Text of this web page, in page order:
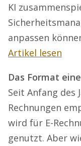
KI
anpassen
Artikel lesen
Das Format
Seit Anfang des
Rechnungen
wird für E-
genutzt. Aber